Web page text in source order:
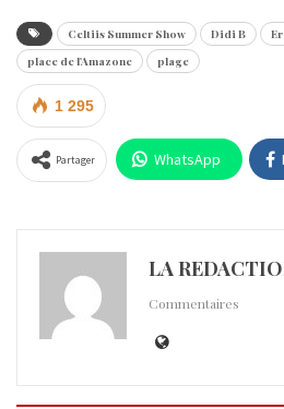
Celtiis Summer Show Didi B
place de l'Amazone
plage
1 295
Partager WhatsApp
LA
Commentaires